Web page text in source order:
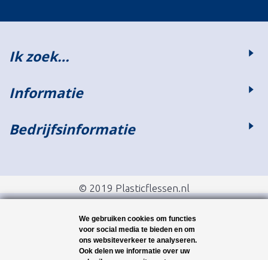
Ik zoek…
Informatie
Bedrijfsinformatie
© 2019 Plasticflessen.nl
We gebruiken cookies om functies
voor social media te bieden en om
ons websiteverkeer te analyseren.
Ook delen we informatie over uw